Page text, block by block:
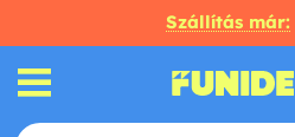
Szállítás már: